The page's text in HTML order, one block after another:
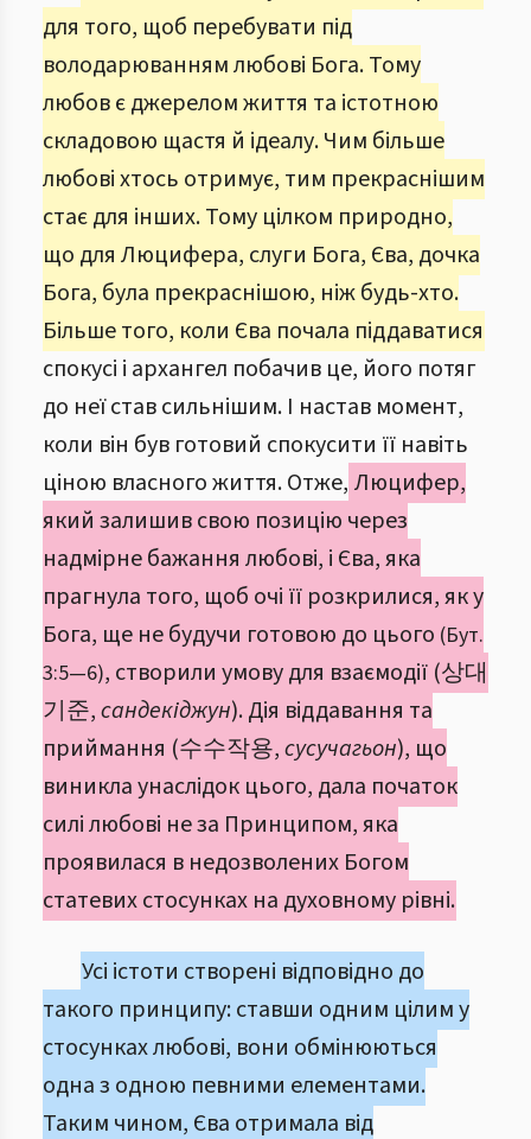
для того, щоб перебувати під
володарюванням любові Бога. Тому
любов є джерелом життя та істотною
складовою щастя й ідеалу. Чим більше
любові хтось отримує, тим прекраснішим
стає для інших. Тому цілком природно,
що для Люцифера, слуги Бога, Єва, дочка
Бога, була прекраснішою, ніж будь-хто.
Більше того, коли Єва почала піддаватися
спокусі і архангел побачив це, його потяг
до неї став сильнішим. І настав момент,
коли він був готовий спокусити її навіть
ціною власного життя. Отже, Люцифер,
який залишив свою позицію через
надмірне бажання любові, і Єва, яка
прагнула того, щоб очі її розкрилися, як у
Бога, ще не будучи готовою до цього (Бут.
3:5—6), створили умову для взаємодії (상대
기준,сандекіджун). Дія віддавання та
приймання (수수작용,сусучагьон), що
виникла унаслідок цього, дала початок
силі любові не за Принципом, яка
проявилася в недозволених Богом
статевих стосунках на духовному рівні.
Усі істоти створені відповідно до
такого принципу: ставши одним цілим у
стосунках любові, вони обмінюються
одна з одною певними елементами.
Таким чином, Єва отримала від